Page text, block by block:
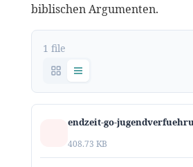
biblischen Argumenten.
1 file
endzeit-go-
408.73 KB